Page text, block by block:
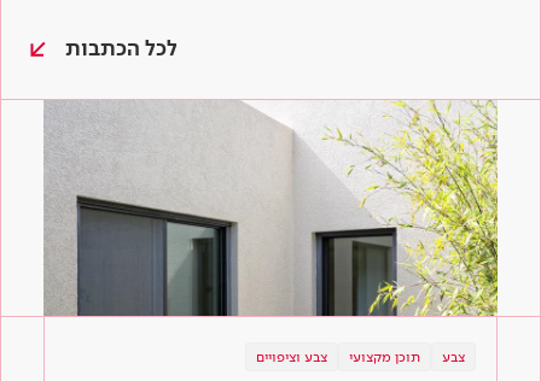
לכל הכתבות
צבע תוכן מקצועי צבע וציפויים צבע צבע וציפויים
טיפים והשראה צבע וציפויים